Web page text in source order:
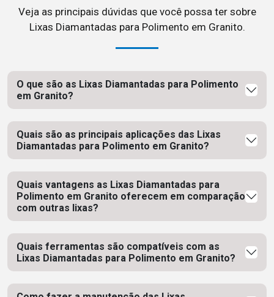
Veja as principais dúvidas que você possa ter sobre
Lixas Diamantadas para Polimento em Granito.
O que são as Lixas Diamantadas para Polimento
em Granito?
Quais são as principais aplicações das Lixas
Diamantadas para Polimento em Granito?
Quais vantagens as Lixas Diamantadas para
Polimento em Granito oferecem em comparação
com outras lixas?
Quais ferramentas são compatíveis com as
Lixas Diamantadas para Polimento em Granito?